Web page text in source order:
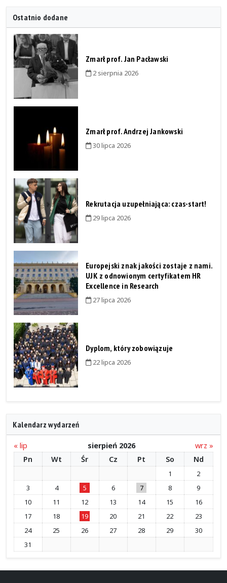
Ostatnio dodane
Zmarł prof. Jan Pacławski
2 sierpnia 2026
Zmarł prof. Andrzej Jankowski
30 lipca 2026
Rekrutacja uzupełniająca: czas-start!
29 lipca 2026
Europejski znak jakości zostaje z nami.
UJK z odnowionym certyfikatem HR
Excellence in Research
27 lipca 2026
Dyplom, który zobowiązuje
22 lipca 2026
Kalendarz wydarzeń
« lip sierpień 2026
wrz »
Pn
Wt Śr Cz Pt So Nd
1
2
3
4 5 6 7 8
9
10
11 12 13 14 15
16
17
18 19 20 21 22
23
24
25 26 27 28 29
30
31